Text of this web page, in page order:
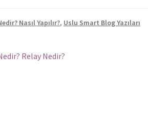
Nasıl Yapılır?, Uslu Smart Blog Yazıları
Relay Nedir?